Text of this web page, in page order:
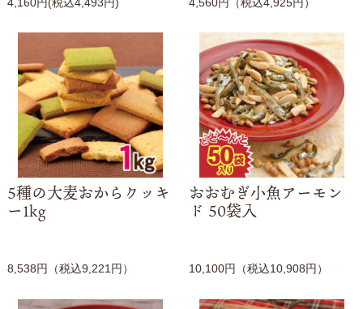
5種の大麦おからクッキ
ー1kg
8,538円（税込9,221円）
おおむぎ小魚アーモン
ド 50袋入
10,100円（税込10,908円）